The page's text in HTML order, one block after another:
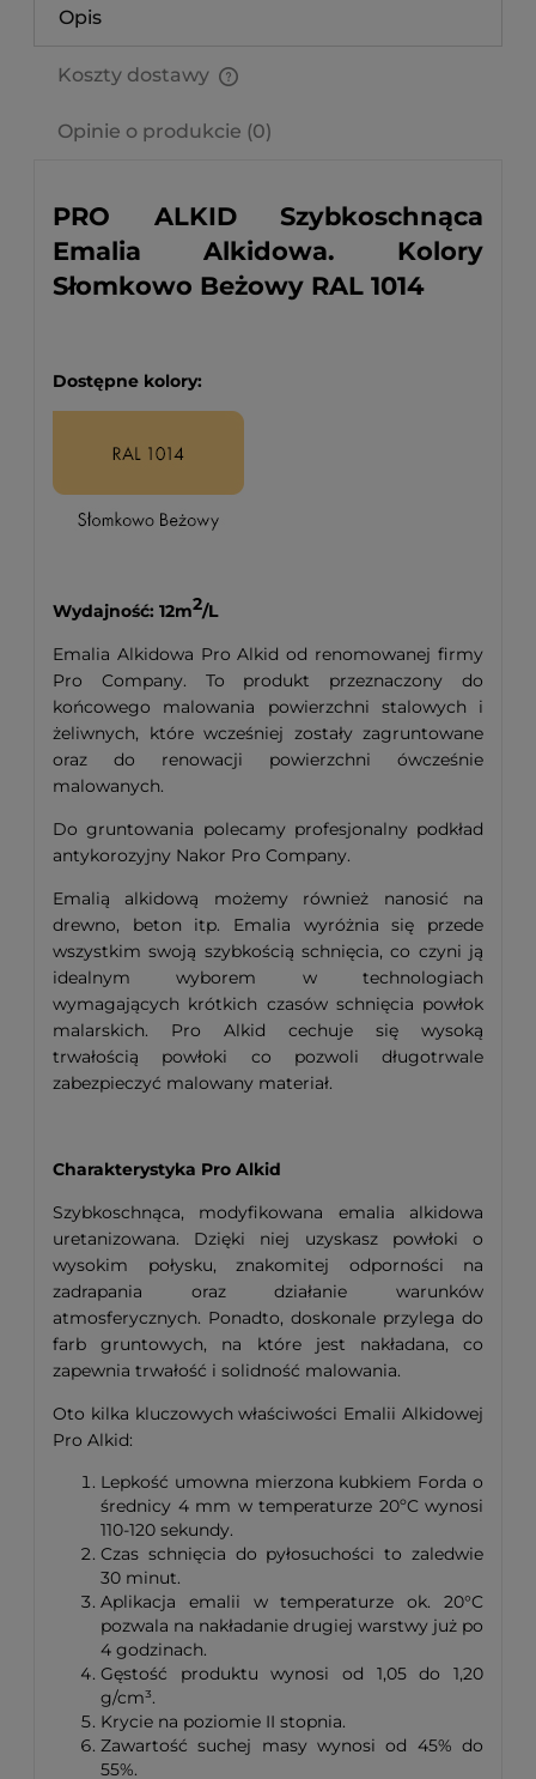
Opis
Koszty dostawy
Opinie o produkcie (0)
PRO ALKID Szybkoschnąca
Emalia Alkidowa. Kolory
Słomkowo Beżowy RAL 1014
Dostępne kolory:
Wydajność: 12m2/L
Emalia Alkidowa Pro Alkid od renomowanej firmy
Pro Company. To produkt przeznaczony do
końcowego malowania powierzchni stalowych i
żeliwnych, które wcześniej zostały zagruntowane
oraz do renowacji powierzchni ówcześnie
malowanych.
Do gruntowania polecamy profesjonalny podkład
antykorozyjny Nakor Pro Company.
Emalią alkidową możemy również nanosić na
drewno, beton itp. Emalia wyróżnia się przede
wszystkim swoją szybkością schnięcia, co czyni ją
idealnym wyborem w technologiach
wymagających krótkich czasów schnięcia powłok
malarskich. Pro Alkid cechuje się wysoką
trwałością powłoki co pozwoli długotrwale
zabezpieczyć malowany materiał.
Charakterystyka Pro Alkid
Szybkoschnąca, modyfikowana emalia alkidowa
uretanizowana. Dzięki niej uzyskasz powłoki o
wysokim połysku, znakomitej odporności na
zadrapania oraz działanie warunków
atmosferycznych. Ponadto, doskonale przylega do
farb gruntowych, na które jest nakładana, co
zapewnia trwałość i solidność malowania.
Oto kilka kluczowych właściwości Emalii Alkidowej
Pro Alkid:
Lepkość umowna mierzona kubkiem Forda o
średnicy 4 mm w temperaturze 20ºC wynosi
110-120 sekundy.
Czas schnięcia do pyłosuchości to zaledwie
30 minut.
Aplikacja emalii w temperaturze ok. 20°C
pozwala na nakładanie drugiej warstwy już po
4 godzinach.
Gęstość produktu wynosi od 1,05 do 1,20
g/cm³.
Krycie na poziomie II stopnia.
Zawartość suchej masy wynosi od 45% do
55%.